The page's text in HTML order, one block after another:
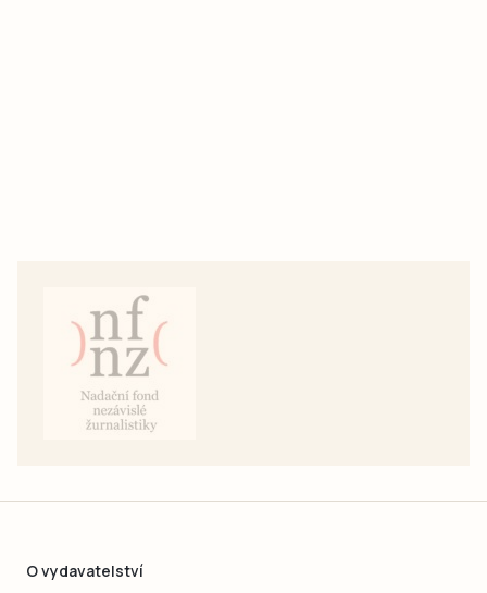
O vydavatelství